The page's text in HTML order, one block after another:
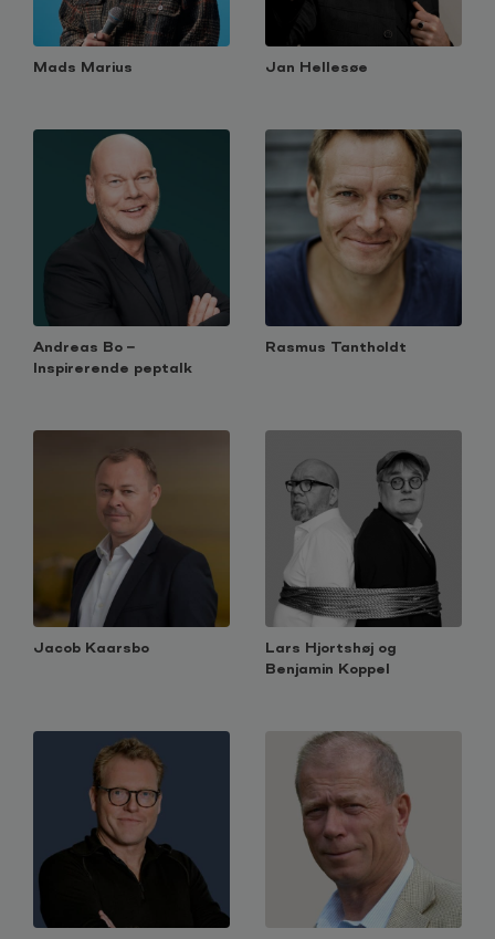
Mads Marius Jan Hellesøe
Andreas Bo –
Inspirerende peptalk
Rasmus Tantholdt
Jacob Kaarsbo
Lars Hjortshøj og
Benjamin Koppel